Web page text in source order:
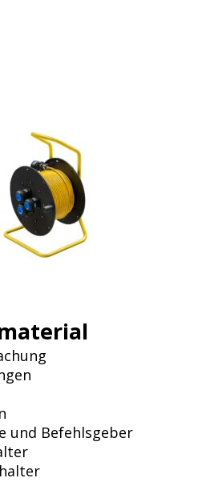
und Befehlsgeber